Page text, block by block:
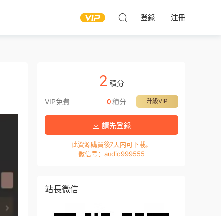
登錄 注冊
2 積分
VIP免費 升級VIP
0積分
請先登錄
此資源購買後7天内可下載。
微信号：audio999555
站長微信